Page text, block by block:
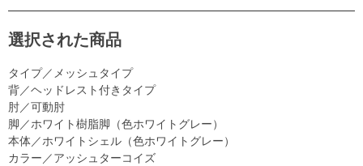
選択された商品
タイプ／メッシュタイプ
背／ヘッドレスト付きタイプ
肘／可動肘
脚／ホワイト樹脂脚（色ホワイトグレー）
本体／ホワイトシェル（色ホワイトグレー）
カラー／アッシュターコイズ